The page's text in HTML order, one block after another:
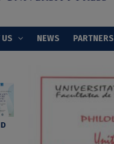
NEWS PARTNERS